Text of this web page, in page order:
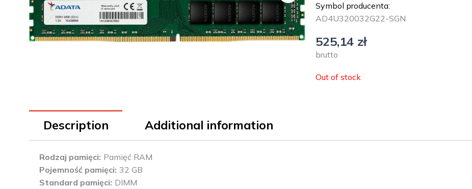
Symbol producenta:
AD4U320032G22-SGN
525,14 zł
brutto
Out of stock
Description Additional information
Rodzaj pamięci Pamięć RAM
Pojemność pamięci 32 GB
Standard pamięci DIMM